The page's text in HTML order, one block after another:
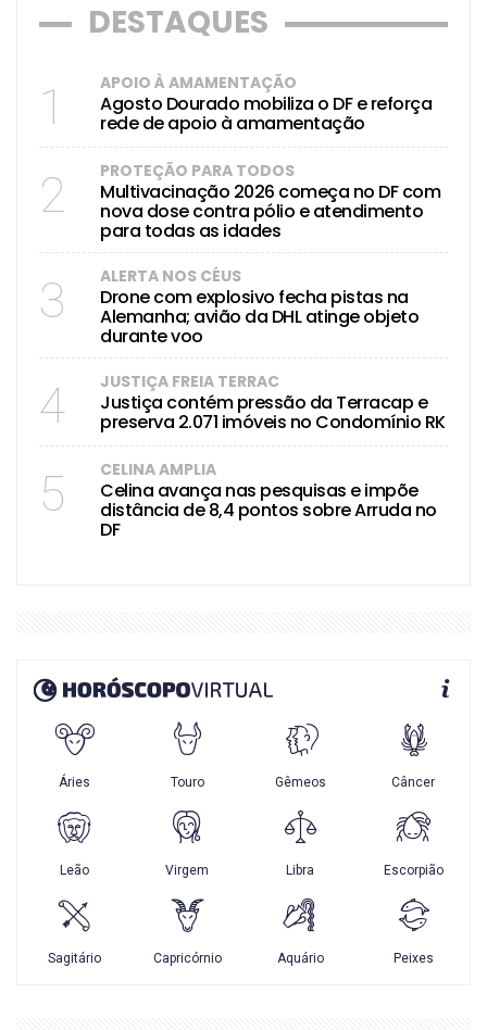
DESTAQUES
1 APOIO À AMAMENTAÇÃO
Agosto Dourado mobiliza o DF e reforça
rede de apoio à amamentação
2 PROTEÇÃO PARA TODOS
Multivacinação 2026 começa no DF com
nova dose contra pólio e atendimento
para todas as idades
3 ALERTA NOS CÉUS
Drone com explosivo fecha pistas na
Alemanha; avião da DHL atinge objeto
durante voo
4 JUSTIÇA FREIA TERRAC
Justiça contém pressão da Terracap e
preserva 2.071 imóveis no Condomínio RK
5 CELINA AMPLIA
Celina avança nas pesquisas e impõe
distância de 8,4 pontos sobre Arruda no
DF